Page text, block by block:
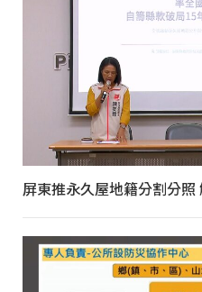
屏東推永久屋地籍分割分照